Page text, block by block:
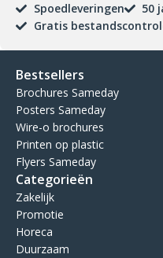
Spoedleveringen
50
Gratis
Bestsellers
Brochures Sameday
Posters Sameday
Wire-o brochures
Printen op plastic
Flyers Sameday
Categorieën
Zakelijk
Promotie
Horeca
Duurzaam